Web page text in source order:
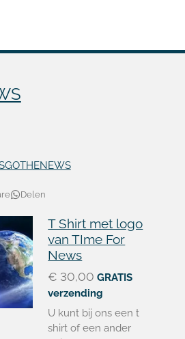
Delen
T Shirt met logo
van TIme For
News
€ 30,00 GRATIS
verzending
U kunt bij ons een t
shirt of een ander